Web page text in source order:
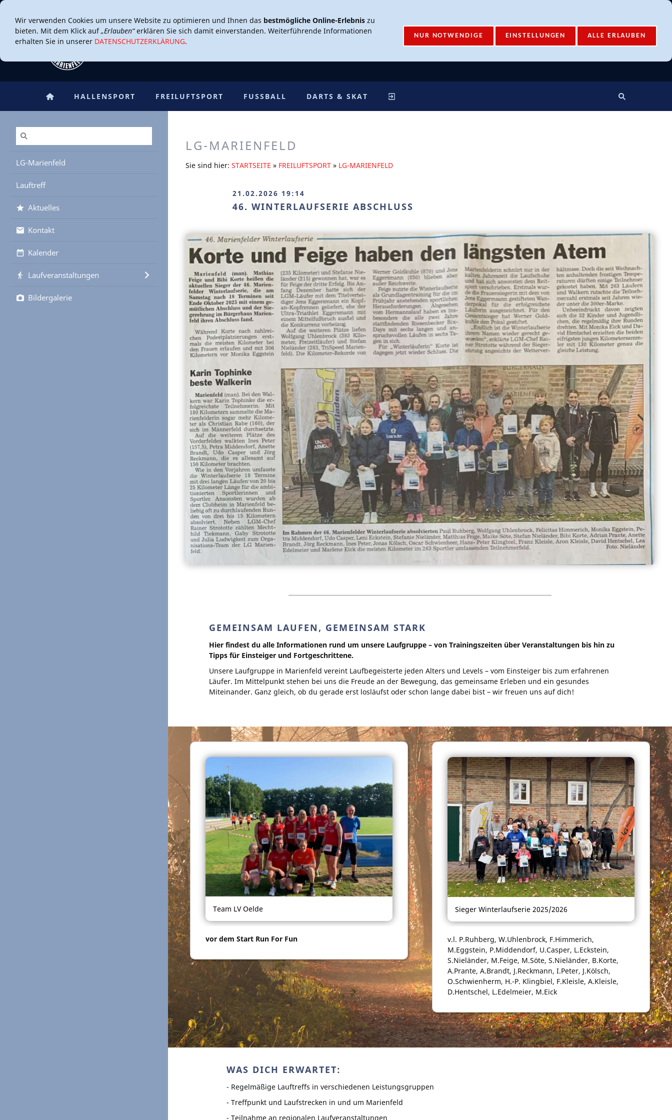
HALLENSPORT FREILUFTSPORT FUSSBALL DARTS & SKAT
LG-Marienfeld
Lauftreff
Aktuelles
Kontakt
Kalender
Laufveranstaltungen
Bildergalerie
LG-MARIENFELD
Sie sind hier: STARTSEITE » FREILUFTSPORT » LG-MARIENFELD
21.02.2026 19:14
46. WINTERLAUFSERIE ABSCHLUSS
GEMEINSAM LAUFEN, GEMEINSAM STARK
Hier findest du alle Informationen rund um unsere Laufgruppe – von Trainingszeiten über Veranstaltungen bis hin zu
Tipps für Einsteiger und Fortgeschrittene.
Unsere Laufgruppe in Marienfeld vereint Laufbegeisterte jeden Alters und Levels – vom Einsteiger bis zum erfahrenen
Läufer. Im Mittelpunkt stehen bei uns die Freude an der Bewegung, das gemeinsame Erleben und ein gesundes
Miteinander. Ganz gleich, ob du gerade erst losläufst oder schon lange dabei bist – wir freuen uns auf dich!
Team LV Oelde
vor dem Start Run For Fun
Sieger Winterlaufserie 2025/2026
v.l. P.Ruhberg, W.Uhlenbrock, F.Himmerich,
M.Eggstein, P.Middendorf, U.Casper, L.Eckstein,
S.Nieländer, M.Feige, M.Söte, S.Nieländer, B.Korte,
A.Prante, A.Brandt, J.Reckmann, I.Peter, J.Kölsch,
O.Schwienherm, H.-P. Klingbiel, F.Kleisle, A.Kleisle,
D.Hentschel, L.Edelmeier, M.Eick
WAS DICH ERWARTET:
- Regelmäßige Lauftreffs in verschiedenen Leistungsgruppen
- Treffpunkt und Laufstrecken in und um Marienfeld
- Teilnahme an regionalen Laufveranstaltungen
Wir verwenden Cookies um unsere Website zu optimieren und Ihnen das bestmögliche Online-Erlebnis zu
bieten. Mit dem Klick auf„Erlauben“erklären Sie sich damit einverstanden. Weiterführende Informationen
erhalten Sie in unserer DATENSCHUTZERKLÄRUNG.
NUR NOTWENDIGE EINSTELLUNGEN ALLE ERLAUBEN